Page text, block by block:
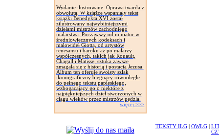
Wydanie ilustrowane. Oprawa twarda z
obwolutą. W książce wspaniały tekst
książki Benedykta XVI został
zilustrowany najwybitniejszymi
dziełami mistrzów zachodniego
malarstwa. Począwszy od miniatur w
średniowiecznych kodeksach i
malowideł Giotta, od artystów
renesansu i baroku aż po malarzy
współczesnych, takich jak Rouault,
Chagall i Matisse, sztuka zawsze
zmagała się z historią i postacią Jezusa.
Album ten oferuje swoisty szlak
ikonograficzny biegnący równolegle
do pełnego tekstu papieskiego,
wzbogacający go o niektóre z
najpiękniejszych dzieł stworzonych w
ciągu wieków przez mistrzów pędzla.
więcej >>>
TEKSTY ILG OWLG